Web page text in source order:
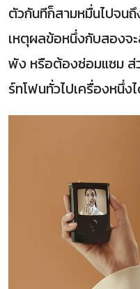
ตัวกันทีก็สามหมื่นไปจน
เหตุผลข้อหนึ่งกับสองจ
พัง หรือต้องซ่อมแซม ส่
ร์ทโฟนทั่วไปเครื่องหนึ่ง